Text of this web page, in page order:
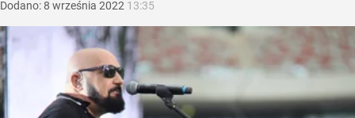
Dodano:8 września 2022 13:35